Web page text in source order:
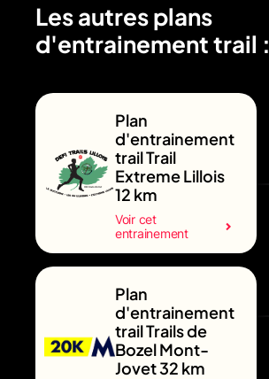
Les autres plans
d'entrainement trail :
Plan
d'entrainement
trail Trail
Extreme Lillois
12 km
Voir cet
entrainement
Plan
d'entrainement
trail Trails de
Bozel Mont-
Jovet 32 km